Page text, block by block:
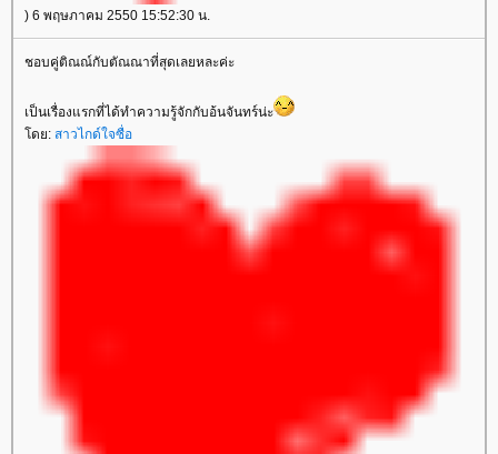
) 6 พฤษภาคม 2550 15:52:30 น.
ชอบคู่ติณณ์กับตัณณาที่สุดเลยหละค่ะ
เป็นเรื่องแรกที่ได้ทำความรู้จักกับอ้นจันทร์น่ะ
ดย: สาวไกด์ใจซื่อ